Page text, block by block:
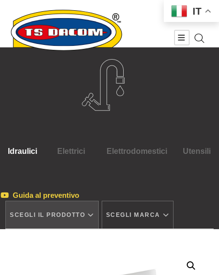
Idraulici Elettrici Elettrodomestici Utensili
Guida al preventivo
SCEGLI IL PRODOTTO SCEGLI MARCA
IT